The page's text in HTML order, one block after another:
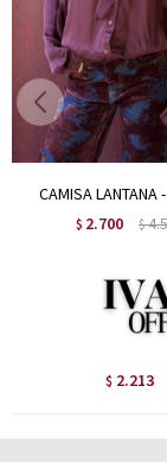
CAMISA LANTANA
$ 2.700 $
$ 2.213